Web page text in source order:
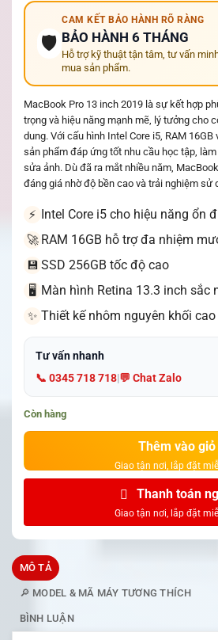
🛡️
CAM KẾT BẢO HÀNH RÕ RÀNG
BẢO HÀNH 6 THÁNG
Hỗ trợ kỹ thuật tận tâm, tư vấn
mua sản phẩm.
MacBook Pro 13 inch 2019 là sự kết hợp
trọng và hiệu năng mạnh mẽ, lý tưởng cho
dung. Với cấu hình Intel Core i5, RAM 16GB
sản phẩm đáp ứng tốt nhu cầu học tập,
sửa ảnh. Dù đã ra mắt nhiều năm,
đáng giá nhờ độ bền cao và trải nghiệm sử
⚡ Intel Core i5 cho hiệu năng ổn
🚀 RAM 16GB hỗ trợ đa nhiệm
💾 SSD 256GB tốc độ cao
🖥️ Màn hình Retina 13.3 inch sắc
✨ Thiết kế nhôm nguyên khối
Tư vấn nhanh
📞 0345 718 718|💬 Chat Zalo
Còn hàng
Thêm vào giỏ
Thanh toán
MÔ TẢ
🔎 MODEL & MÃ MÁY TƯƠNG THÍCH
BÌNH LUẬN